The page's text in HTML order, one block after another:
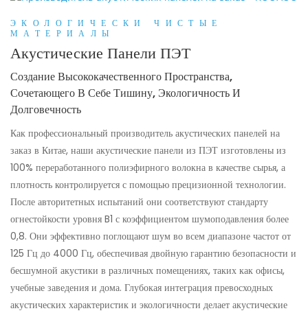
ЭКОЛОГИЧЕСКИ ЧИСТЫЕ
МАТЕРИАЛЫ
Акустические Панели ПЭТ
Создание Высококачественного Пространства,
Сочетающего В Себе Тишину, Экологичность И
Долговечность
Как профессиональный производитель акустических панелей на
заказ в Китае, наши акустические панели из ПЭТ изготовлены из
100% переработанного полиэфирного волокна в качестве сырья, а
плотность контролируется с помощью прецизионной технологии.
После авторитетных испытаний они соответствуют стандарту
огнестойкости уровня B1 с коэффициентом шумоподавления более
0,8. Они эффективно поглощают шум во всем диапазоне частот от
125 Гц до 4000 Гц, обеспечивая двойную гарантию безопасности и
бесшумной акустики в различных помещениях, таких как офисы,
учебные заведения и дома. Глубокая интеграция превосходных
акустических характеристик и экологичности делает акустические